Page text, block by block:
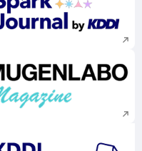
新規ウィンドウで
新規ウィンドウで